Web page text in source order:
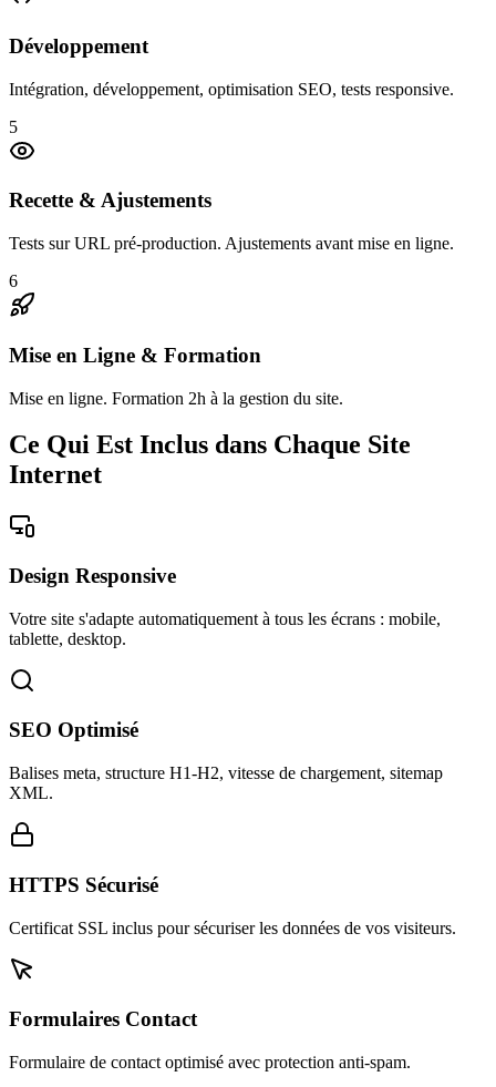
Développement
Intégration, développement, optimisation SEO, tests responsive.
5
Recette & Ajustements
Tests sur URL pré-production. Ajustements avant mise en ligne.
6
Mise en Ligne & Formation
Mise en ligne. Formation 2h à la gestion du site.
Ce Qui Est Inclus dans Chaque Site
Internet
Design Responsive
Votre site s'adapte automatiquement à tous les écrans : mobile,
tablette, desktop.
SEO Optimisé
Balises meta, structure H1-H2, vitesse de chargement, sitemap
XML.
HTTPS Sécurisé
Certificat SSL inclus pour sécuriser les données de vos visiteurs.
Formulaires Contact
Formulaire de contact optimisé avec protection anti-spam.